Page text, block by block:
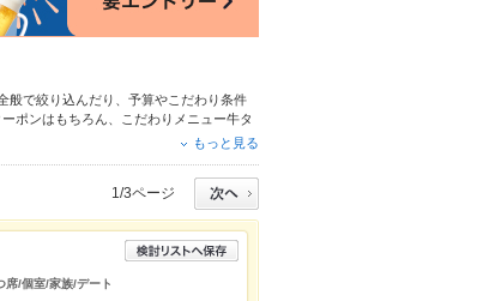
般で絞り込んだり、予算やこだわり条件
ポンはもちろん、こだわりメニュー牛タ
利なネット予約が使えるお店も拡大中で
もっと見る
1/3ページ
席/個室/家族/デート